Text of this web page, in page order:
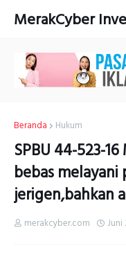
MerakCyber
Beranda Hukum
SPBU 44-523-
bebas
jerigen,bahkan
merakcyber.com